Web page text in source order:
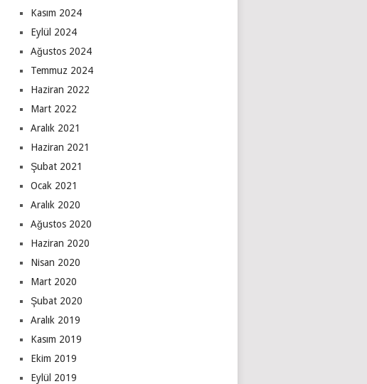
Kasım 2024
Eylül 2024
Ağustos 2024
Temmuz 2024
Haziran 2022
Mart 2022
Aralık 2021
Haziran 2021
Şubat 2021
Ocak 2021
Aralık 2020
Ağustos 2020
Haziran 2020
Nisan 2020
Mart 2020
Şubat 2020
Aralık 2019
Kasım 2019
Ekim 2019
Eylül 2019